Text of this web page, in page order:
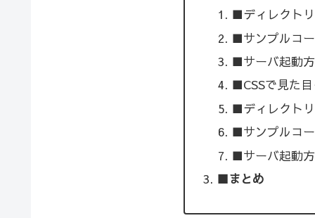
■ディレクト
■サンプルコ
■サーバ起動
■CSSで見た
■ディレクト
■サンプルコ
■サーバ起動
■まとめ